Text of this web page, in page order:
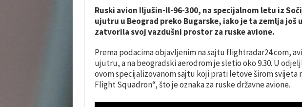
Ruski avion Iljušin-Il-96-300, na specijalnom letu iz
ujutru u Beograd preko Bugarske, iako je ta zemlja još
zatvorila svoj vazdušni prostor za ruske avione.
Prema podacima objavljenim na sajtu flightradar24.com,
ujutru, a na beogradski aerodrom je sletio oko 9.30. U
ovom specijalizovanom sajtu koji prati letove širom svijeta
Flight Squadron“, što je oznaka za ruske državne avione.